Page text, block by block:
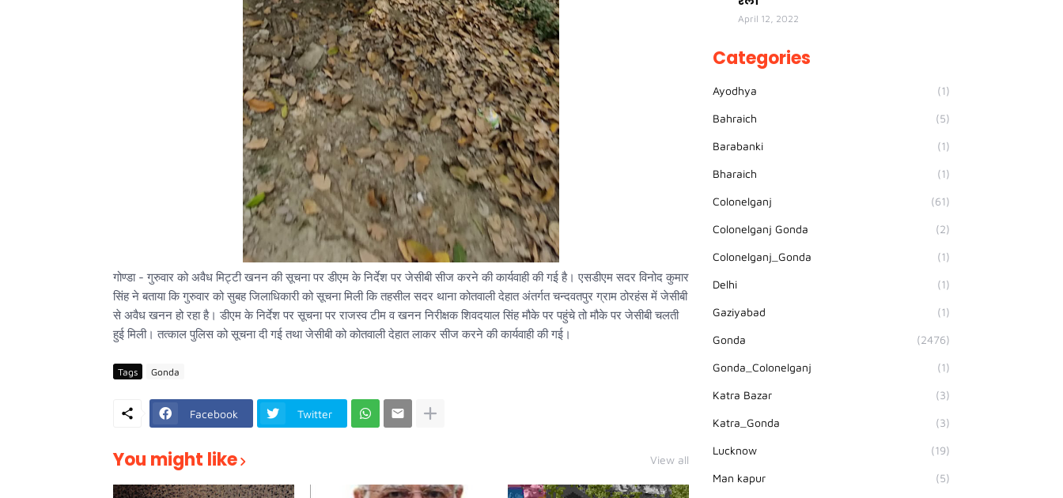
गोण्डा - गुरुवार को अवैध मिट्टी खनन की सूचना पर डीएम के निर्देश पर जेसीबी सीज करने की कार्यवाही की गई है। एसडीएम सदर विनोद कुमार
सिंह ने बताया कि गुरुवार को सुबह जिलाधिकारी को सूचना मिली कि तहसील सदर थाना कोतवाली देहात अंतर्गत चन्दवतपुर ग्राम ठोरहंस में जेसीबी
से अवैध खनन हो रहा है। डीएम के निर्देश पर सूचना पर राजस्व टीम व खनन निरीक्षक शिवदयाल सिंह मौके पर पहुंचे तो मौके पर जेसीबी चलती
हुई मिली। तत्काल पुलिस को सूचना दी गई तथा जेसीबी को कोतवाली देहात लाकर सीज करने की कार्यवाही की गई।
Tags Gonda
Facebook Twitter
You might like View all
April 12, 2022
Categories
Ayodhya (1)
Bahraich (5)
Barabanki (1)
Bharaich (1)
Colonelganj (61)
Colonelganj Gonda (2)
Colonelganj_Gonda (1)
Delhi (1)
Gaziyabad (1)
Gonda (2476)
Gonda_Colonelganj (1)
Katra Bazar (3)
Katra_Gonda (3)
Lucknow (19)
Man kapur (5)